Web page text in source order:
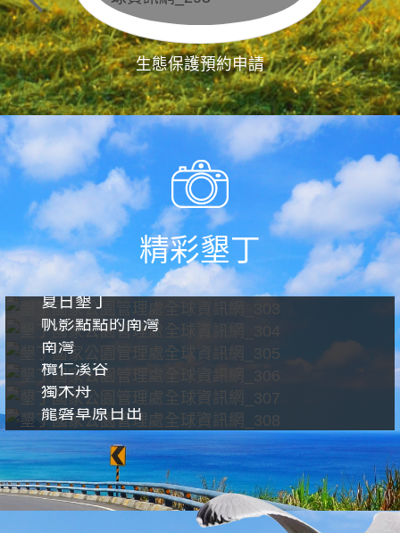
生態保護預約申請
精彩墾丁
夏日墾丁
帆影點點的南灣
南灣
欖仁溪谷
獨木舟
龍磐草原日出